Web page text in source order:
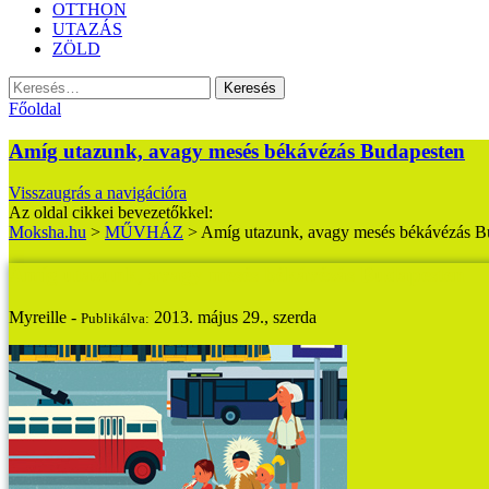
OTTHON
UTAZÁS
ZÖLD
Keresés:
Főoldal
Amíg utazunk, avagy mesés békávézás Budapesten
Visszaugrás a navigációra
Az oldal cikkei bevezetőkkel:
Moksha.hu > MŰVHÁZ >Amíg utazunk, avagy mesés békávézás
Myreille - Publikálva: 2013. május 29., szerda